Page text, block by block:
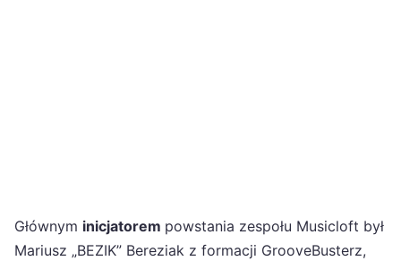
Głównym inicjatorem powstania zespołu Musicloft był
Mariusz „BEZIK” Bereziak z formacji GrooveBusterz,